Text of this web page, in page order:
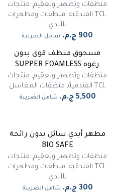
منظفات وتطهير وتعقيم, منتجات
TCL الفندقية
, منظفات ومطهرات
للأيدي
شامل الضريبة
مسحوق منظف قوى بدون
رغوه SUPPER FOAMLESS
منظفات وتطهير وتعقيم, منتجات
TCL الفندقية
, منظفات المغاسل
شامل الضريبة
غير متوفر
مطهر أيدي سائل بدون رائحة
BIO SAFE
منظفات وتطهير وتعقيم, منتجات
TCL الفندقية
, منظفات ومطهرات
للأيدي
شامل الضريبة